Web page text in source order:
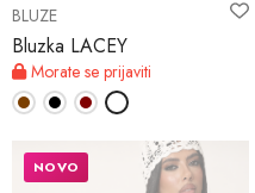
BLUZE
Bluzka LACEY
Morate se prijaviti
NOVO